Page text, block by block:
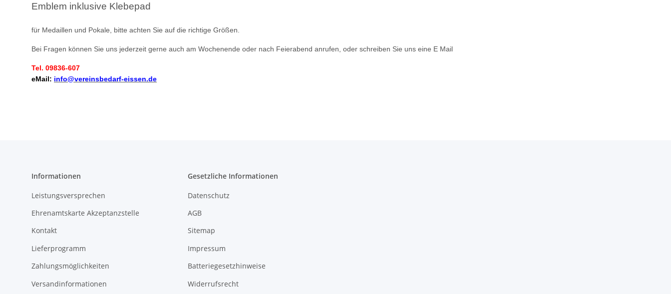
Emblem inklusive Klebepad
für Medaillen und Pokale, bitte achten Sie auf die richtige Größen.
Bei Fragen können Sie uns jederzeit gerne auch am Wochenende oder nach Feierabend anrufen, oder schreiben Sie uns eine E Mail
Tel. 09836-607
eMail: info@vereinsbedarf-eissen.de
Informationen
Leistungsversprechen
Ehrenamtskarte Akzeptanzstelle
Kontakt
Lieferprogramm
Zahlungsmöglichkeiten
Versandinformationen
Gesetzliche Informationen
Datenschutz
AGB
Sitemap
Impressum
Batteriegesetzhinweise
Widerrufsrecht